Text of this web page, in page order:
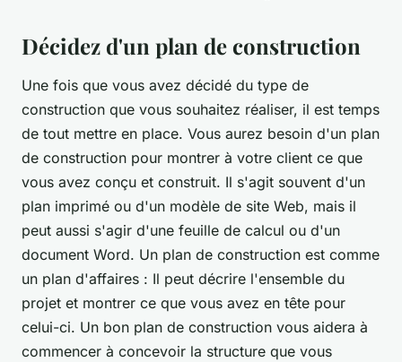
Décidez d'un plan de construction
Une fois que vous avez décidé du type de
construction que vous souhaitez réaliser, il est temps
de tout mettre en place. Vous aurez besoin d'un plan
de construction pour montrer à votre client ce que
vous avez conçu et construit. Il s'agit souvent d'un
plan imprimé ou d'un modèle de site Web, mais il
peut aussi s'agir d'une feuille de calcul ou d'un
document Word. Un plan de construction est comme
un plan d'affaires : Il peut décrire l'ensemble du
projet et montrer ce que vous avez en tête pour
celui-ci. Un bon plan de construction vous aidera à
commencer à concevoir la structure que vous